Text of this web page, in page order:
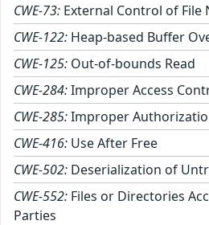
CWE-73: External Control of File
CWE-122: Heap-based Buffer
CWE-125: Out-of-bounds Read
CWE-284:Improper Access
CWE-285:Improper
CWE-416: Use After Free
CWE-502: Deserialization of
CWE-552: Files or Directories
Parties